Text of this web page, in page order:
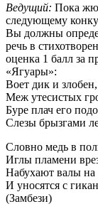
Ведущий: Пока
следующему
Вы должны
речь в
оценка 1 балл за
«Ягуары»:
Воет дик и злобен,
Меж утесистых
Буре плач его
Слезы брызгами
Словно медь в
Иглы пламени
Набухают валы
И уносятся с
(Замбези)